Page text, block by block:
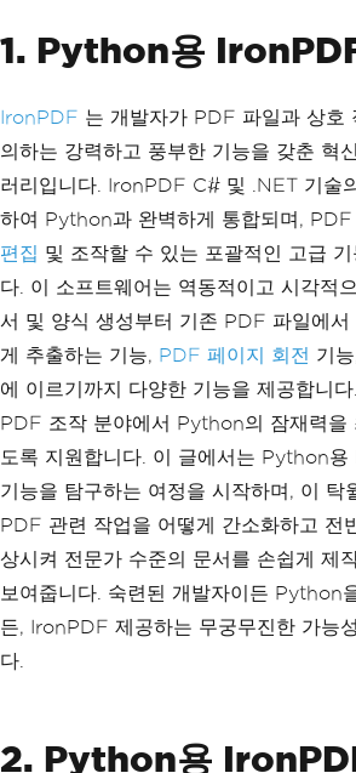
1. Python용
IronPDF 는 개발자가 PDF 파일과 상호
의하는 강력하고 풍부한 기능을 갖춘 혁
러리입니다. IronPDF C# 및 .NET 기술
하여 Python과 완벽하게 통합되며, PDF
편집 및 조작할 수 있는 포괄적인 고급 기
다. 이 소프트웨어는 역동적이고 시각적
서 및 양식 생성부터 기존 PDF 파일에서
게 추출하는 기능, PDF 페이지 회전 기
에 이르기까지 다양한 기능을 제공합니
PDF 조작 분야에서 Python의 잠재력을
도록 지원합니다. 이 글에서는 Python
기능을 탐구하는 여정을 시작하며, 이 탁
PDF 관련 작업을 어떻게 간소화하고 전
상시켜 전문가 수준의 문서를 손쉽게 제
보여줍니다. 숙련된 개발자이든 Python
든, IronPDF 제공하는 무궁무진한 가능
다.
2. Python용